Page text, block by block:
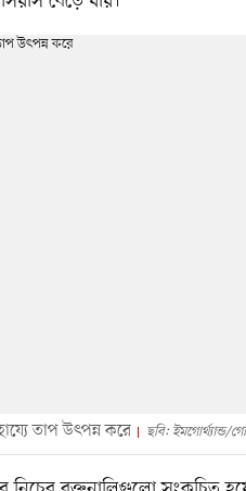
তাপ উৎপন্ন করে ছবি: ইমগোর্থ্যান্ড/